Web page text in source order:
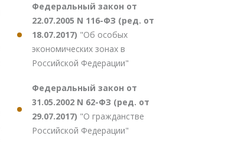
Федеральный закон от
22.07.2005 N 116-ФЗ (ред. от
18.07.2017) "Об особых
экономических зонах в
Российской Федерации"
Федеральный закон от
31.05.2002 N 62-ФЗ (ред. от
29.07.2017) "О гражданстве
Российской Федерации"